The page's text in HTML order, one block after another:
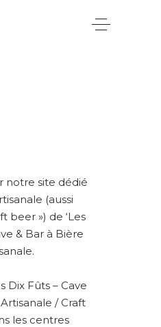
notre site dédié
(aussi
beer ») de ‘Les
& Bar à Bière
Dix Fûts – Cave
/ Craft
les centres